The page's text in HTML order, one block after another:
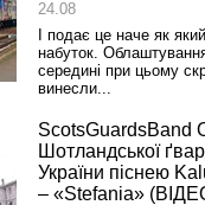
24.08
І подає це наче як
набуток.
середині при цьому
винесли...
ScotsGuardsBand
Шотландської
України піснею
– «Stefania»